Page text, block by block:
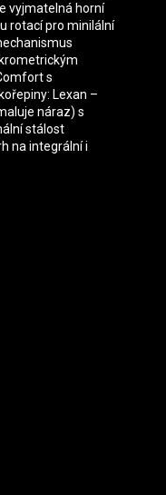
vyjmatelná horní
rotací pro minilální
s
Lexan –
náraz) s
stálost
na integrální i